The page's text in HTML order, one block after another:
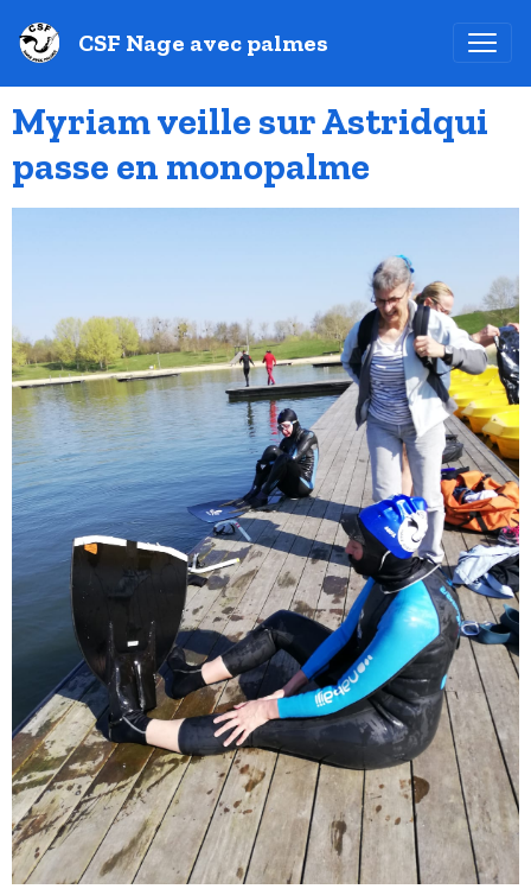
CSF Nage avec palmes
Myriam veille sur Astridqui
passe en monopalme